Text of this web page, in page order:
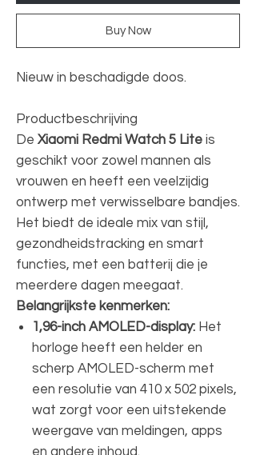
Buy Now
Nieuw in beschadigde doos.
Productbeschrijving
De Xiaomi Redmi Watch 5 Lite is
geschikt voor zowel mannen als
vrouwen en heeft een veelzijdig
ontwerp met verwisselbare bandjes.
Het biedt de ideale mix van stijl,
gezondheidstracking en smart
functies, met een batterij die je
meerdere dagen meegaat.
Belangrijkste kenmerken:
1,96-inch AMOLED-display: Het
horloge heeft een helder en
scherp AMOLED-scherm met
een resolutie van 410 x 502 pixels,
wat zorgt voor een uitstekende
weergave van meldingen, apps
en andere inhoud.